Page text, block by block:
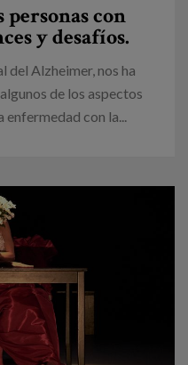
personas con
y desafíos.
del Alzheimer, nos ha
de los aspectos
con la...